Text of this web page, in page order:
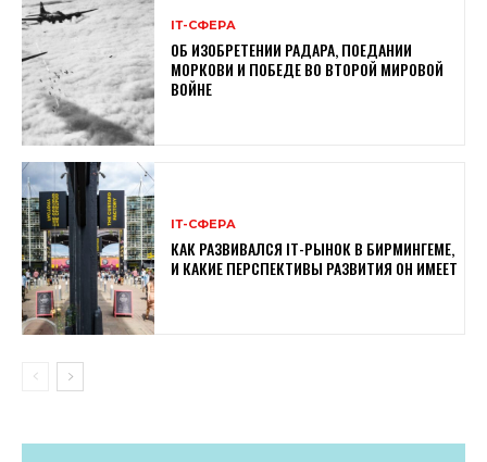
ІТ-СФЕРА
ОБ ИЗОБРЕТЕНИИ РАДАРА, ПОЕДАНИИ
МОРКОВИ И ПОБЕДЕ ВО ВТОРОЙ МИРОВОЙ
ВОЙНЕ
ІТ-СФЕРА
КАК РАЗВИВАЛСЯ ІТ-РЫНОК В БИРМИНГЕМЕ,
И КАКИЕ ПЕРСПЕКТИВЫ РАЗВИТИЯ ОН ИМЕЕТ